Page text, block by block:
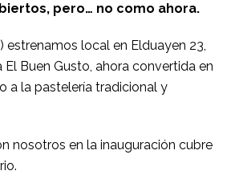
pero… no como ahora.
estrenamos local en Elduayen 23,
Buen Gusto, ahora convertida en
a la pastelería tradicional y
nosotros en la inauguración cubre